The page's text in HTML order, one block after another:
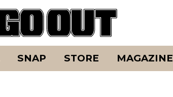
SNAP STORE MAGAZINE